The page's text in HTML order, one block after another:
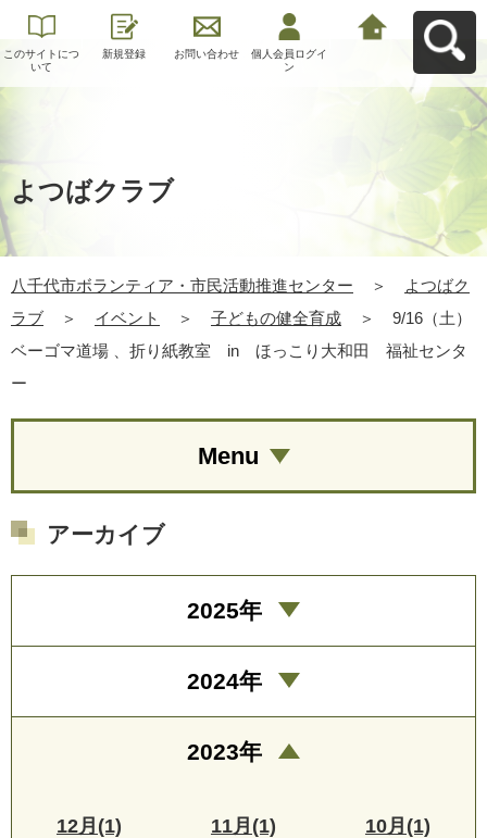
このサイトにつ
いて
新規登録 お問い合わせ
個人会員ログイ
ン
よつばクラブ
八千代市ボランティア・市民活動推進センター ＞
よつばク
ラブ
＞ イベント ＞ 子どもの健全育成 ＞
9/16（土）
ベーゴマ道場 、折り紙教室 in ほっこり大和田 福祉センタ
ー
Menu
アーカイブ
2025年
2024年
2023年
12月(1) 11月(1) 10月(1)